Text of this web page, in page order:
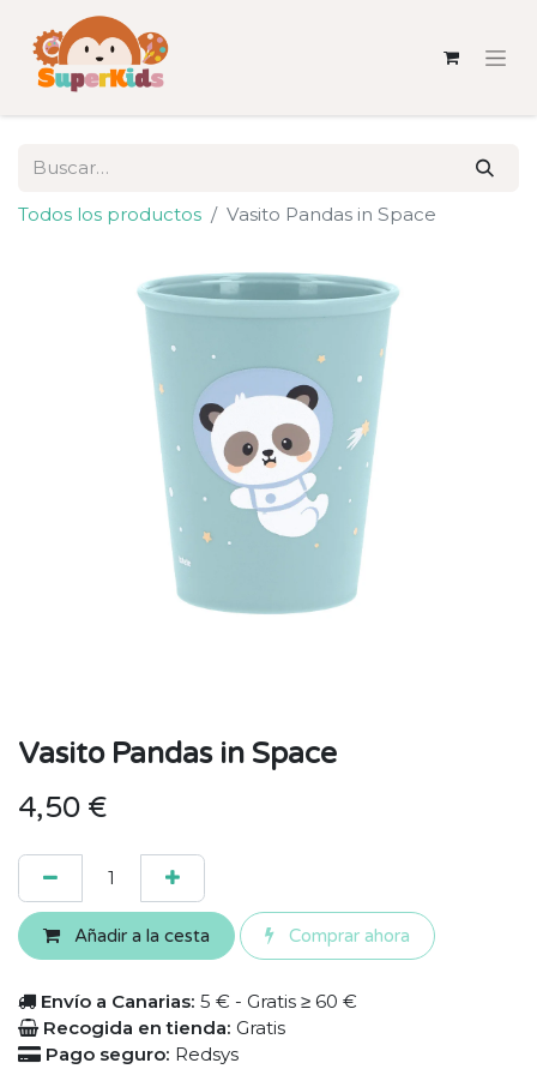
Todos los productos Vasito Pandas in Space
Vasito Pandas in Space
4,50 €
Añadir a la cesta Comprar ahora
Envío a Canarias: 5 € - Gratis ≥ 60 €
Recogida en tienda: Gratis
Pago seguro: Redsys